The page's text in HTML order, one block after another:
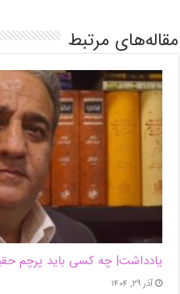
مقاله‌های مرتبط
یادداشت| ‌چه کسی باید پرچم
آذر ۲۹, ۱۴۰۴